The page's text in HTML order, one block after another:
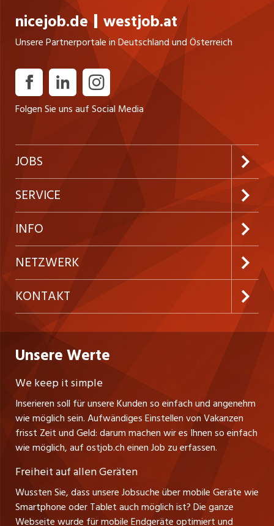
nicejob.de westjob.at
Unsere Partnerportale in Deutschland und Österreich
Folgen Sie uns auf Social Media
JOBS
Jobabo abonnieren
Neue Stellen
Festanstellungen
Temporäre Jobs
Freelance Jobs
Praktika
Lehrstellen
Führungspositionen
Management / Kader-Jobs
Berufsgruppen
Top-Regionen
SERVICE
Kundenlogin
Inserieren
Firmen
Personalvermittler
INFO
Preise & Leistungen
AGB
Datenschutzerklärung
Nutzungsbedingungen
Stellenmeldepflicht
Schnittstelle
Impressum
NETZWERK
westjob.at
nicejob.de
myjob.ch
zentraljob.ch
jobbasel.ch
jobbern.ch
jobmittelland.ch
jobzüri.ch
KONTAKT
CH Media Classifieds AG
Fürstenlandstrasse 122
CH-9001 St. Gallen
Tel. +41 71 272 73 80
info@ostjob.ch/inserate@ostjob.ch
Henrik Jasek
Leiter ostjob.ch
Fredy Pillinger
Verkauf und Beratung
Christoph Walzl
Verkauf und Beratung
Unsere Werte
We keep it simple
Inserieren soll für unsere Kunden so einfach und angenehm
wie möglich sein. Aufwändiges Einstellen von Vakanzen
frisst Zeit und Geld: darum machen wir es Ihnen so einfach
wie möglich, auf ostjob.ch einen Job zu erfassen.
Freiheit auf allen Geräten
Wussten Sie, dass unsere Jobsuche über mobile Geräte wie
Smartphone oder Tablet auch möglich ist? Die ganze
Webseite wurde für mobile Endgeräte optimiert und